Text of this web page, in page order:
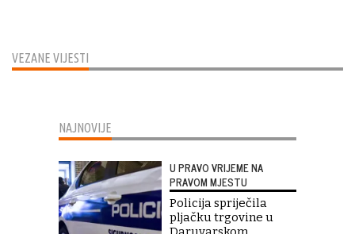
VEZANE VIJESTI
NAJNOVIJE
U PRAVO VRIJEME NA
PRAVOM MJESTU
Policija spriječila
pljačku trgovine u